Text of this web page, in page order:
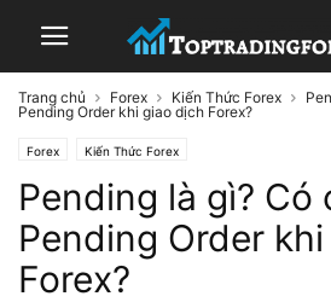
Trang chủ Forex Kiến Thức Forex
Pending Order khi giao dịch Forex?
Forex Kiến Thức Forex
Pending là gì? Có
Pending Order
Forex?